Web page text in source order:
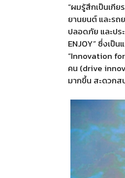
“ผมรู้สึกเป็นเกี
ยานยนต์ และร
ปลอดภัย และปร
ENJOY” ซึ่งเ
“Innovation
คน (drive
มากขึ้น สะดวกส